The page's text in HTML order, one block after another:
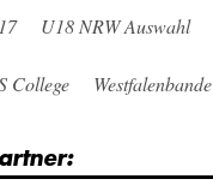
U18 NRW Auswahl
College Westfalenbande